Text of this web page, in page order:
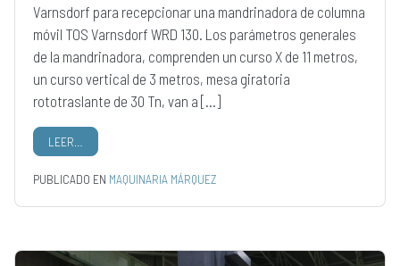
Varnsdorf para recepcionar una mandrinadora de columna
móvil TOS Varnsdorf WRD 130. Los parámetros generales
de la mandrinadora, comprenden un curso X de 11 metros,
un curso vertical de 3 metros, mesa giratoria
rototraslante de 30 Tn, van a […]
LEER…
PUBLICADO EN MAQUINARIA MÁRQUEZ